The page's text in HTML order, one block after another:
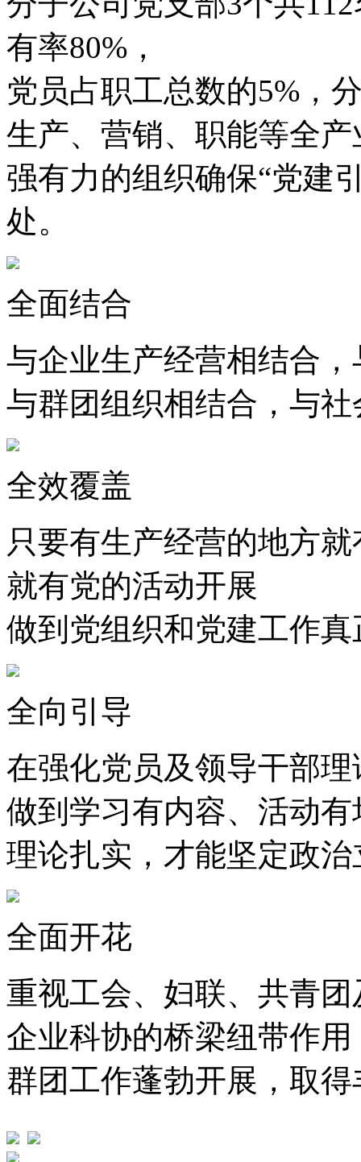
有率80%，
党员占职工总数的5%，
生产、营销、职能等全
强有力的组织确保“党建
处。
全面结合
与企业生产经营相结合
与群团组织相结合，与
全效覆盖
只要有生产经营的地方
就有党的活动开展
做到党组织和党建工作真
全向引导
在强化党员及领导干部理
做到学习有内容、活动
理论扎实，才能坚定政治
全面开花
重视工会、妇联、共青团
企业科协的桥梁纽带作用
群团工作蓬勃开展，取